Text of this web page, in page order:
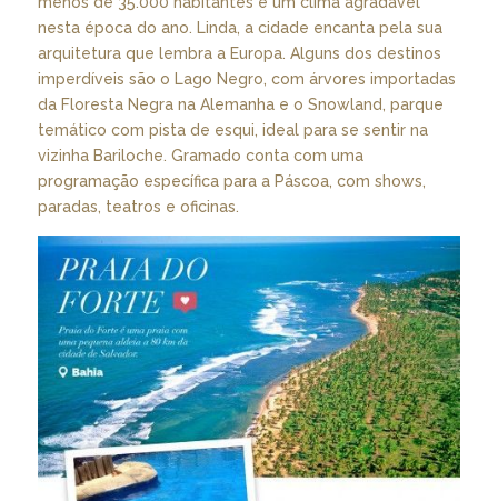
nesta época do ano. Linda, a cidade encanta pela sua
arquitetura que lembra a Europa. Alguns dos destinos
imperdíveis são o Lago Negro, com árvores importadas
da Floresta Negra na Alemanha e o Snowland, parque
temático com pista de esqui, ideal para se sentir na
vizinha Bariloche. Gramado conta com uma
programação específica para a Páscoa, com shows,
paradas, teatros e oficinas.